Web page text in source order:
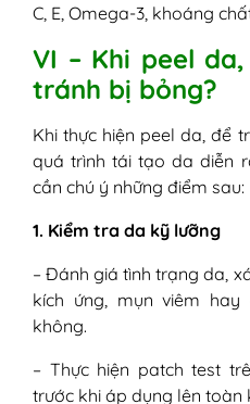
C, E, Omega-3, khoáng
VI – Khi peel
tránh bị bỏng?
Khi thực hiện peel da, để
quá trình tái tạo da diễn
cần chú ý những điểm sau:
1. Kiểm tra da kỹ lưỡng
– Đánh giá tình trạng da,
kích ứng, mụn viêm
không.
– Thực hiện patch test
trước khi áp dụng lên toàn